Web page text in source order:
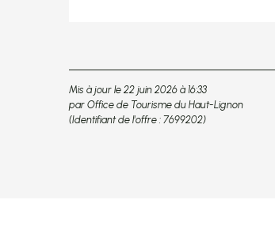
Mis à jour le 22 juin 2026 à 16:33
par Office de Tourisme du Haut-Lignon
(Identifiant de l'offre : 7699202)